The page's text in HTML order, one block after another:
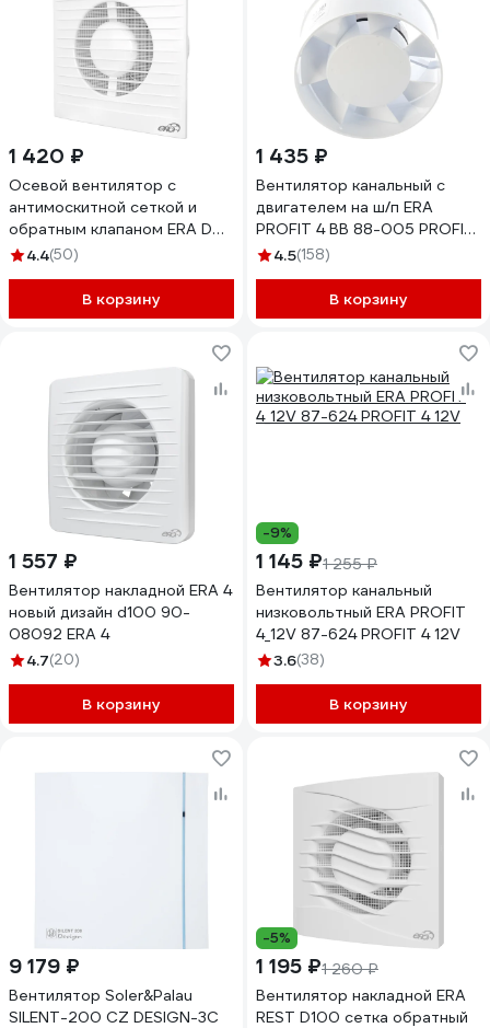
1 420 ₽
Осевой вентилятор c
антимоскитной сеткой и
обратным клапаном ERA D
100 E 100 S C 88-244
4.4(50)
В корзину
1 435 ₽
Вентилятор канальный с
двигателем на ш/п ERA
PROFIT 4 ВВ 88-005 PROFIT
4 BB
4.5(158)
В корзину
1 557 ₽
Вентилятор накладной ERA 4
новый дизайн d100 90-
08092 ERA 4
4.7(20)
В корзину
-9%
1 145 ₽1 255 ₽
Вентилятор канальный
низковольтный ERA PROFIT
4_12V 87-624 PROFIT 4 12V
3.6(38)
В корзину
9 179 ₽
Вентилятор Soler&Palau
SILENT-200 CZ DESIGN-3C
-5%
1 195 ₽1 260 ₽
Вентилятор накладной ERA
REST D100 сетка обратный